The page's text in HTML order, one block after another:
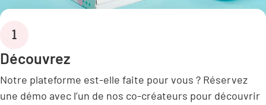
1
Découvrez
Notre plateforme est-elle faite pour vous ? Réservez
une démo avec l’un de nos co-créateurs pour découvrir